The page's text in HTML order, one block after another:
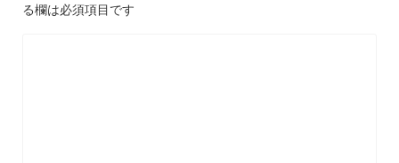
る欄は必須項目です